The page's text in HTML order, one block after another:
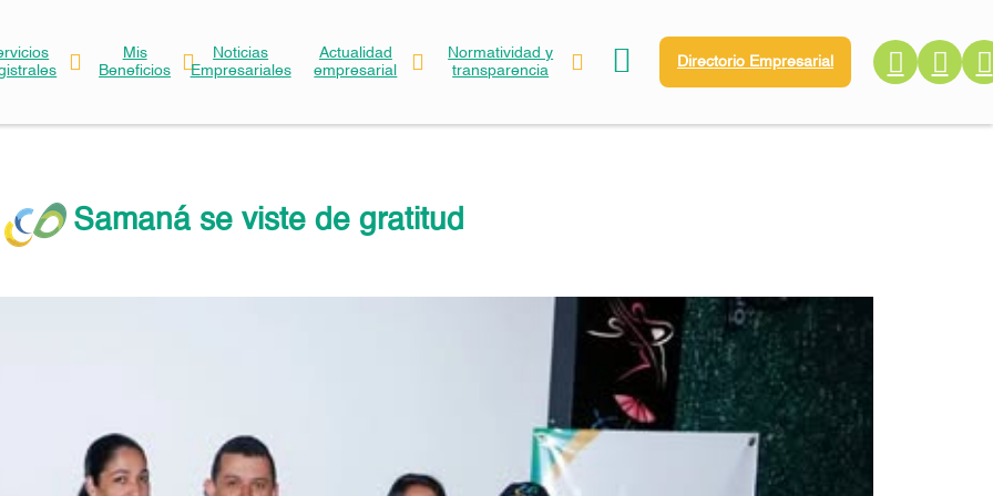
Mis
Beneficios
Noticias
Empresariales
Actualidad
empresarial
Normatividad y
transparencia
Directorio Empresarial
Samaná se viste de gratitud